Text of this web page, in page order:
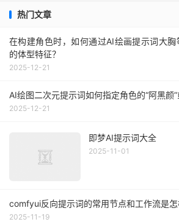
热门文章
在构建角色时，如何通过AI绘画提示词大
的体型特征？
2025-12-21
AI绘图二次元提示词如何指定角色的“阿黑颜”
2025-12-21
即梦AI提示词大全
2025-11-01
comfyui反向提示词的常用节点和工作流是怎
2025-11-19